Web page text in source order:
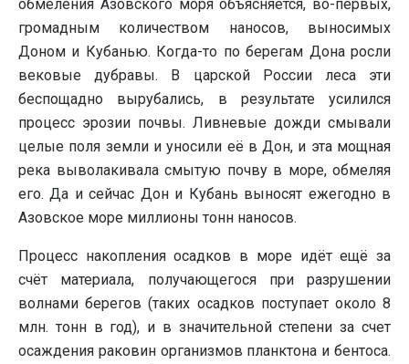
обмеления Азовского моря объясняется, во-первых,
громадным количеством наносов, выносимых
Доном и Кубанью. Когда-то по берегам Дона росли
вековые дубравы. В царской России леса эти
беспощадно вырубались, в результате усилился
процесс эрозии почвы. Ливневые дожди смывали
целые поля земли и уносили её в Дон, и эта мощная
река выволакивала смытую почву в море, обмеляя
его. Да и сейчас Дон и Кубань выносят ежегодно в
Азовское море миллионы тонн наносов.
Процесс накопления осадков в море идёт ещё за
счёт материала, получающегося при разрушении
волнами берегов (таких осадков поступает около 8
млн. тонн в год), и в значительной степени за счет
осаждения раковин организмов планктона и бентоса.